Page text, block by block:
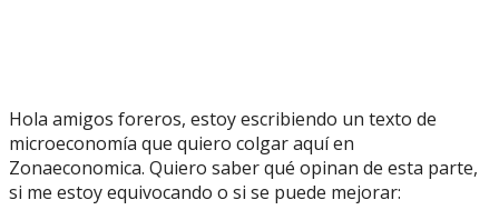
Hola amigos foreros, estoy escribiendo un texto de
microeconomía que quiero colgar aquí en
Zonaeconomica. Quiero saber qué opinan de esta parte,
si me estoy equivocando o si se puede mejorar: